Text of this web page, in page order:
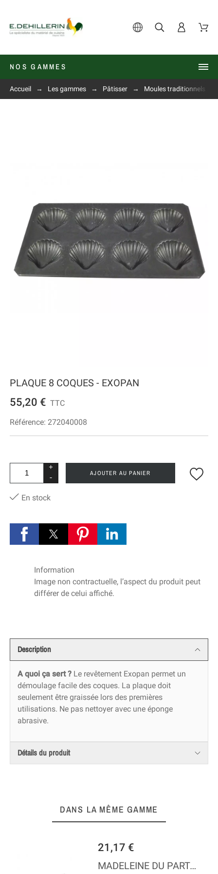
NOS GAMMES
Accueil Les gammes Pâtisser Moules traditionnels
PLAQUE 8 COQUES - EXOPAN
55,20 € TTC
Référence: 272040008
+
-
AJOUTER AU PANIER
En stock
Information
Image non contractuelle, l’aspect du produit peut
différer de celui affiché.
Description
A quoi ça sert ? Le revêtement Exopan permet un
démoulage facile des coques. La plaque doit
seulement être graissée lors des premières
utilisations. Ne pas nettoyer avec une éponge
abrasive.
Détails du produit
DANS LA MÊME GAMME
MADELEINE DU PARTAGE XXL